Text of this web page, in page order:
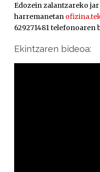
Edozein zalantzareko
harremanetan
629271481 telefonoaren
Ekintzaren bideoa: